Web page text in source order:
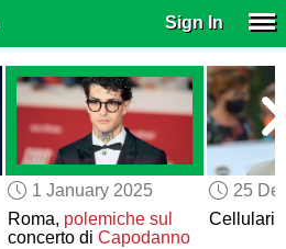
Sign In
1 January 2025
Roma, polemiche sul
concerto di Capodanno
25
Cellulari